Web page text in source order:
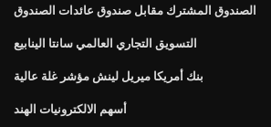
الصندوق المشترك مقابل صندوق عائدات الصندوق
التسويق التجاري العالمي سانتا الينابيع
بنك أمريكا ميريل لينش مؤشر غلة عالية
أسهم الالكترونيات الهند